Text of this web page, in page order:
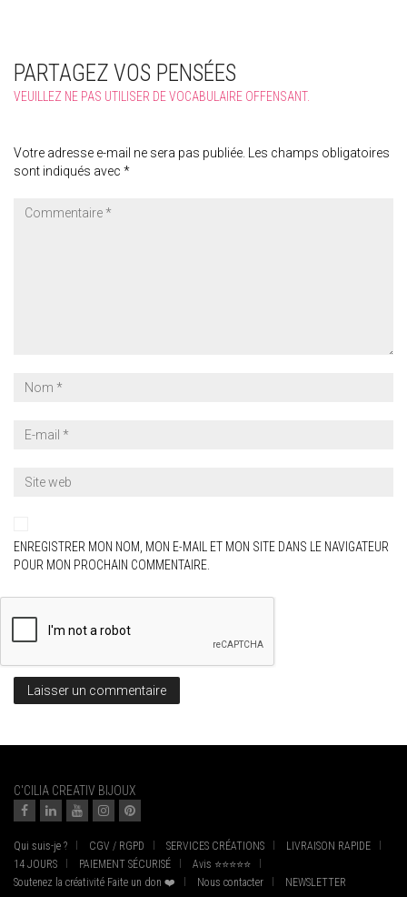
PARTAGEZ VOS PENSÉES
VEUILLEZ NE PAS UTILISER DE VOCABULAIRE OFFENSANT.
Votre adresse e-mail ne sera pas publiée.
Les champs obligatoires
sont indiqués avec *
ENREGISTRER MON NOM, MON E-MAIL ET MON SITE DANS LE NAVIGATEUR
POUR MON PROCHAIN COMMENTAIRE.
C'CILIA CREATIV BIJOUX
Qui suis-je ? CGV / RGPD SERVICES CRÉATIONS
LIVRAISON RAPIDE
14 JOURS
PAIEMENT SÉCURISÉ
Avis ⭐⭐⭐⭐⭐
Soutenez la créativité Faite un don ❤️
Nous contacter NEWSLETTER